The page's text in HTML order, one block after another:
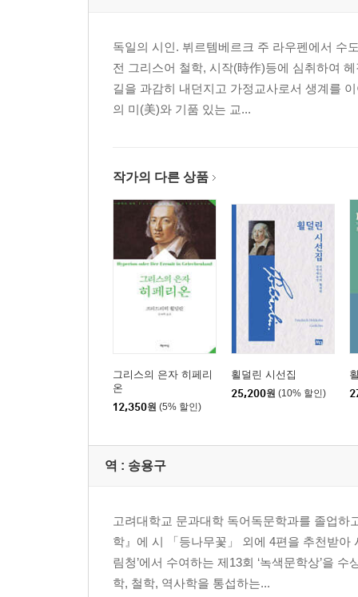
사라져 가라, 아름다운 태양이여 Geh unter,
반평생 Halfte des Lebens
제3부 長詩 <빵과 포도주>
제2편 ‘성스러운 기억’
제3편 ‘신성(神性)의 불꽃’
제4편 ‘축복의 요람 그리스’
제5편 ‘꽃처럼 피어나야 할 말들’
제6편 ‘인간의 형상을 입고 스스로 강림한 그분’
제7편 ‘궁핍한 시대에 시인들은 무엇을 위해 존재하
제8편 ‘약속의 증표’
해제·
- 프리드리히 횔덜린의 시세계
독일의 시인. 뷔르템베르크 주 라우펜에서 수
전 그리스어 철학, 시작(時作)등에 심취하여
길을 과감히 내던지고 가정교사로서 생계를
의 미(美)와 기품 있는 교...
작가의 다른 상품
그리스의 은자 히페리
온
12,350원 (5% 할인)
횔덜린 시선집
25,200원 (10% 할인)
역 : 송용구
고려대학교 문과대학 독어독문학과를 졸업
학』에 시 「등나무꽃」 외에 4편을 추천받아
림청’에서 수여하는 제13회 ‘녹색문학상’을
학, 철학, 역사학을 통섭하는...